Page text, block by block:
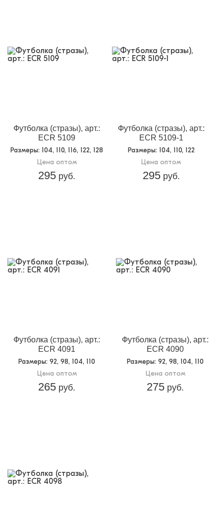
Футболка (стразы), арт.:
ECR 5109
Размеры: 104, 110, 116, 122, 128
Цена оптом
295 руб.
Футболка (стразы), арт.:
ECR 5109-1
Размеры: 104, 110, 122
Цена оптом
295руб.
Футболка (стразы), арт.:
ECR 4091
Размеры: 92, 98, 104, 110
Цена оптом
265 руб.
Футболка (стразы), арт.:
ECR 4090
Размеры: 92, 98, 104, 110
Цена оптом
275 руб.